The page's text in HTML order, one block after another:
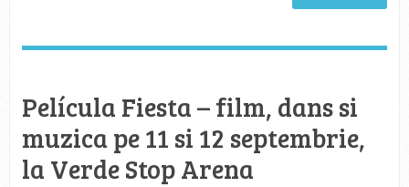
Película Fiesta – film, dans si
muzica pe 11 si 12 septembrie,
la Verde Stop Arena